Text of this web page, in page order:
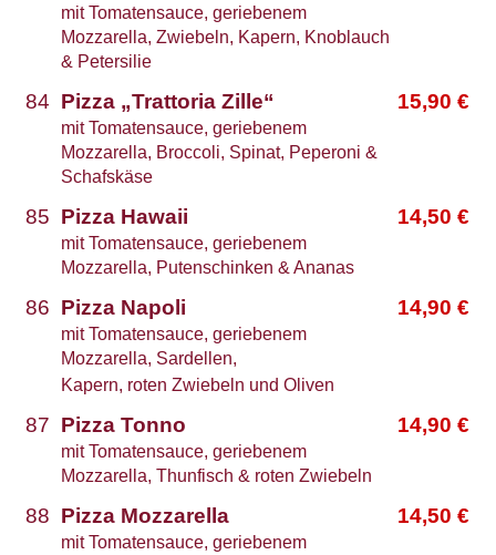
mit Tomatensauce, geriebenem
Mozzarella, Zwiebeln, Kapern, Knoblauch
& Petersilie
84 Pizza „Trattoria Zille“ 15,90 €
mit Tomatensauce, geriebenem
Mozzarella, Broccoli, Spinat, Peperoni &
Schafskäse
85 Pizza Hawaii 14,50 €
mit Tomatensauce, geriebenem
Mozzarella, Putenschinken & Ananas
86 Pizza Napoli 14,90 €
mit Tomatensauce, geriebenem
Mozzarella, Sardellen,
Kapern, roten Zwiebeln und Oliven
87 Pizza Tonno 14,90 €
mit Tomatensauce, geriebenem
Mozzarella, Thunfisch & roten Zwiebeln
88 Pizza Mozzarella 14,50 €
mit Tomatensauce, geriebenem